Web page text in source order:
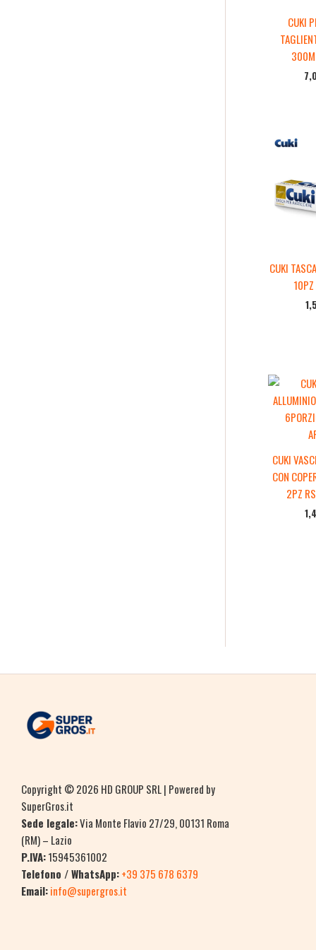
CUKI
CUKI
CUKI
CON
2PZ
Copyright © 2026 HD GROUP SRL | Powered by
SuperGros.it
Sede legale:Via Monte Flavio 27/29, 00131 Roma
(RM) – Lazio
P.IVA:15945361002
Telefono / WhatsApp:+39 375 678 6379
Email:info@supergros.it